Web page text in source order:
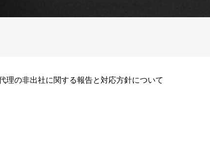
理の非出社に関する報告と対応方針について